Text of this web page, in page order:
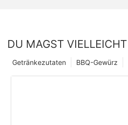
DU MAGST VIELLEICHT
BBQ-Gewürz
Getränkezutaten